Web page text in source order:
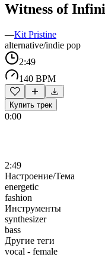
Witness of
—Kit Pristine
alternative/indie pop
2:49
140 BPM
Купить трек
0:00
2:49
Настроение/Тема
energetic
fashion
Инструменты
synthesizer
bass
Другие теги
vocal - female